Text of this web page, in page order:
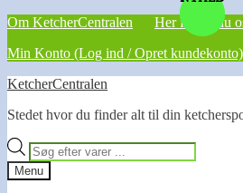
Om KetcherCentralen Her finder du
Min Konto (Log ind / Opret kundekonto)
Spring
navigation
Spring
indhold
KetcherCentralen
Stedet hvor du finder alt til din
Products
search
Menu